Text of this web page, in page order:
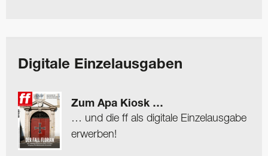
Digitale Einzelausgaben
Zum Apa Kiosk …
… und die ff als digitale Einzelausgabe
erwerben!